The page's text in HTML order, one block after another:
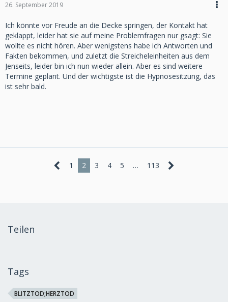
26. September 2019
Ich könnte vor Freude an die Decke springen, der Kontakt hat
geklappt, leider hat sie auf meine Problemfragen nur gsagt: Sie
wollte es nicht hören. Aber wenigstens habe ich Antworten und
Fakten bekommen, und zuletzt die Streicheleinheiten aus dem
Jenseits, leider bin ich nun wieder allein. Aber es sind weitere
Termine geplant. Und der wichtigste ist die Hypnosesitzung, das
ist sehr bald.
1 2 3 4 5 … 113
Teilen
Tags
BLITZTOD;HERZTOD